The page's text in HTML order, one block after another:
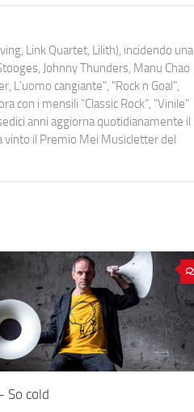
Link Quartet, Lilith), incidendo una
Johnny Thunders, Manu Chao
L’uomo cangiante", "Rock n Goal",
con i mensili “Classic Rock”, "Vinile"
anni aggiorna quotidianamente il
vinto il Premio Mei Musicletter del
So cold